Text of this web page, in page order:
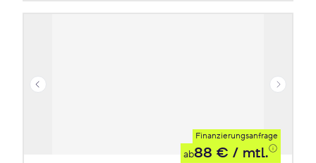
Finanzierungsanfrage
ab88 € / mtl.